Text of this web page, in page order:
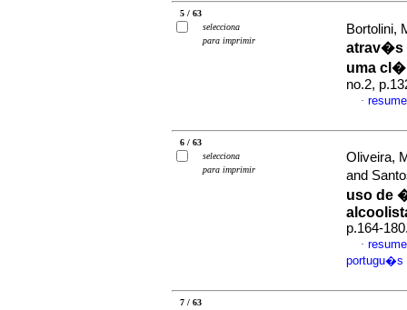
5 / 63
selecciona
para imprimir
Bortolini,
atrav�s
uma
no.2,
·
6 / 63
selecciona
para imprimir
Oliveira,
and
uso de
p.164-
·
portugu�s
7 / 63